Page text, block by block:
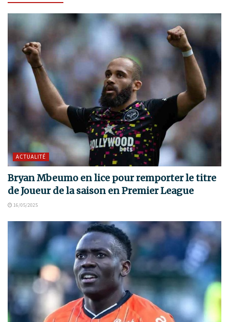
ACTUALITÉ
Bryan Mbeumo en lice pour remporter le titre
de Joueur de la saison en Premier League
16/05/2025